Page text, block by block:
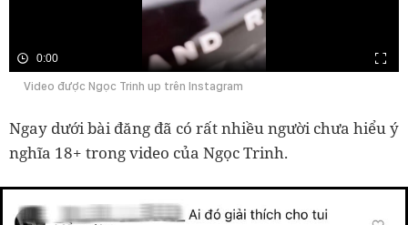
0:00
Video được Ngọc Trinh up trên Instagram
Ngay dưới bài đăng đã có rất nhiều người chưa hiểu ý
nghĩa 18+ trong video của Ngọc Trinh.